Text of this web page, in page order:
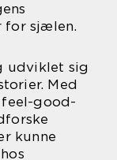
for sjælen.
udviklet sig
Med
good-
kunne